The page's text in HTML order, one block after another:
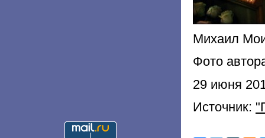
Михаил
Фото
29 июня
Источник: